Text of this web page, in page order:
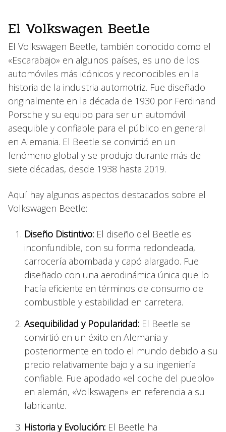
El Volkswagen Beetle
El Volkswagen Beetle, también conocido como el
«Escarabajo» en algunos países, es uno de los
automóviles más icónicos y reconocibles en la
historia de la industria automotriz. Fue diseñado
originalmente en la década de 1930 por Ferdinand
Porsche y su equipo para ser un automóvil
asequible y confiable para el público en general
en Alemania. El Beetle se convirtió en un
fenómeno global y se produjo durante más de
siete décadas, desde 1938 hasta 2019.
Aquí hay algunos aspectos destacados sobre el
Volkswagen Beetle:
Diseño Distintivo: El diseño del Beetle es
inconfundible, con su forma redondeada,
carrocería abombada y capó alargado. Fue
diseñado con una aerodinámica única que lo
hacía eficiente en términos de consumo de
combustible y estabilidad en carretera.
Asequibilidad y Popularidad: El Beetle se
convirtió en un éxito en Alemania y
posteriormente en todo el mundo debido a su
precio relativamente bajo y a su ingeniería
confiable. Fue apodado «el coche del pueblo»
en alemán, «Volkswagen» en referencia a su
fabricante.
Historia y Evolución: El Beetle ha